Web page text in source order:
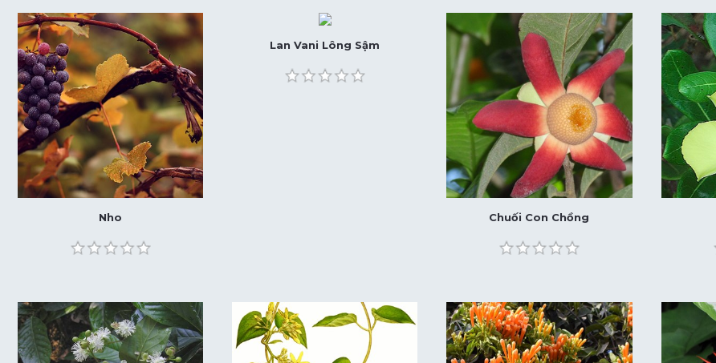
Nho
Lan Vani Lông Sậm
Chuối Con Chồng